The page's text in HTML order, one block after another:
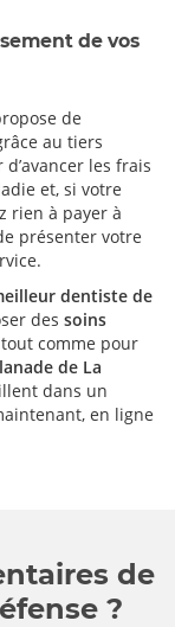
de vos
de
au tiers
les frais
et, si votre
rien à payer à
présenter votre
dentiste de
des soins
comme pour
de La
dans un
en ligne
de
?